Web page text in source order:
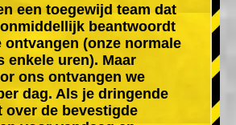
een toegewijd team dat
beantwoordt
ontvangen (onze normale
enkele uren). Maar
ons ontvangen we
dag. Als je dringende
over de bevestigde